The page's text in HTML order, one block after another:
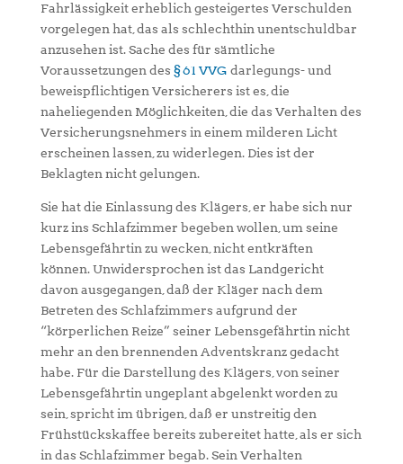
Fahrlässigkeit erheblich gesteigertes Verschulden
vorgelegen hat, das als schlechthin unentschuldbar
anzusehen ist. Sache des für sämtliche
Voraussetzungen des§ 61 VVG darlegungs- und
beweispflichtigen Versicherers ist es, die
naheliegenden Möglichkeiten, die das Verhalten des
Versicherungsnehmers in einem milderen Licht
erscheinen lassen, zu widerlegen. Dies ist der
Beklagten nicht gelungen.
Sie hat die Einlassung des Klägers, er habe sich nur
kurz ins Schlafzimmer begeben wollen, um seine
Lebensgefährtin zu wecken, nicht entkräften
können. Unwidersprochen ist das Landgericht
davon ausgegangen, daß der Kläger nach dem
Betreten des Schlafzimmers aufgrund der
“körperlichen Reize” seiner Lebensgefährtin nicht
mehr an den brennenden Adventskranz gedacht
habe. Für die Darstellung des Klägers, von seiner
Lebensgefährtin ungeplant abgelenkt worden zu
sein, spricht im übrigen, daß er unstreitig den
Frühstückskaffee bereits zubereitet hatte, als er sich
in das Schlafzimmer begab. Sein Verhalten